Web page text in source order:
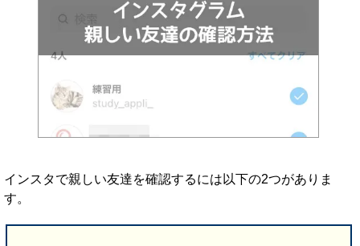
インスタで親しい友達を確認するには以下の2つがありま
す。